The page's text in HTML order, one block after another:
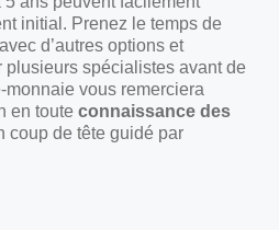
initial. Prenez le temps de
d’autres options et
plusieurs spécialistes avant de
monnaie vous remerciera
en toute connaissance des
coup de tête guidé par